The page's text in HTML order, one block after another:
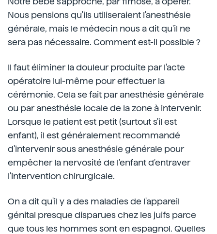
Nous pensions qu'ils utiliseraient l'anesthésie
générale, mais le médecin nous a dit qu'il ne
sera pas nécessaire. Comment est-il possible ?
Il faut éliminer la douleur produite par l'acte
opératoire lui-même pour effectuer la
cérémonie. Cela se fait par anesthésie générale
ou par anesthésie locale de la zone à intervenir.
Lorsque le patient est petit (surtout s'il est
enfant), il est généralement recommandé
d'intervenir sous anesthésie générale pour
empêcher la nervosité de l'enfant d'entraver
l'intervention chirurgicale.
On a dit qu'il y a des maladies de l'appareil
génital presque disparues chez les juifs parce
que tous les hommes sont en espagnol. Quelles